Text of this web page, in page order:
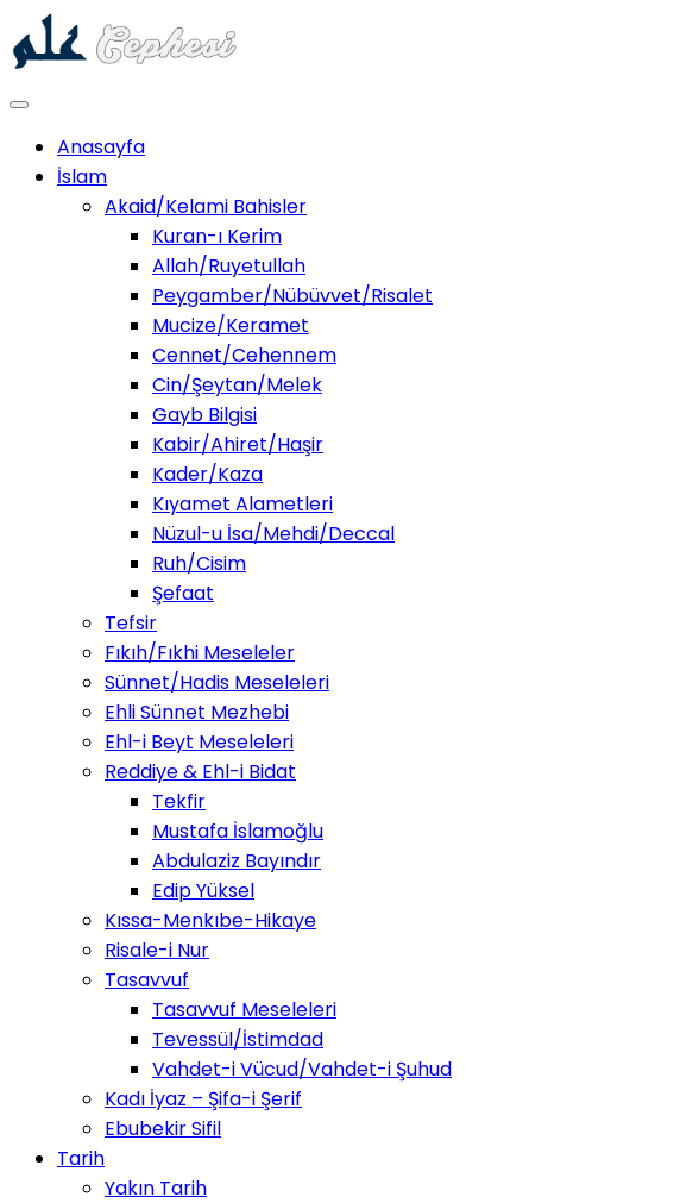
Anasayfa
İslam
Akaid/Kelami Bahisler
Kuran-ı Kerim
Allah/Ruyetullah
Peygamber/Nübüvvet/Risalet
Mucize/Keramet
Cennet/Cehennem
Cin/Şeytan/Melek
Gayb Bilgisi
Kabir/Ahiret/Haşir
Kader/Kaza
Kıyamet Alametleri
Nüzul-u İsa/Mehdi/Deccal
Ruh/Cisim
Şefaat
Tefsir
Fıkıh/Fıkhi Meseleler
Sünnet/Hadis Meseleleri
Ehli Sünnet Mezhebi
Ehl-i Beyt Meseleleri
Reddiye & Ehl-i Bidat
Tekfir
Mustafa İslamoğlu
Abdulaziz Bayındır
Edip Yüksel
Kıssa-Menkıbe-Hikaye
Risale-i Nur
Tasavvuf
Tasavvuf Meseleleri
Tevessül/İstimdad
Vahdet-i Vücud/Vahdet-i Şuhud
Kadı İyaz – Şifa-i Şerif
Ebubekir Sifil
Tarih
Yakın Tarih